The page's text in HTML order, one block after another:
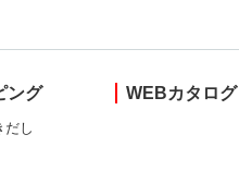
ング
だし
WEBカタログ